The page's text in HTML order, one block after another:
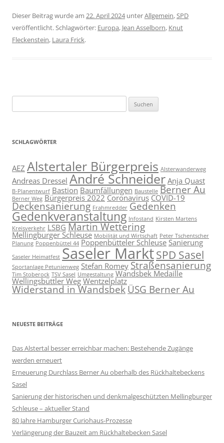
Dieser Beitrag wurde am 22. April 2024unterAllgemein,SPD
veröffentlicht. Schlagwörter: Europa, Jean Asselborn, Knut
Fleckenstein, Laura Frick.
nach:
SCHLAGWÖRTER
AEZ Alstertaler Bürgerpreis Alsterwanderweg
Andreas Dressel André SchneiderAnja Quast
B-Planentwurf Bastion Baumfällungen Baustelle Berner Au
Berner Weg Bürgerpreis 2022CoronavirusCOVID-19
Deckensanierung Frahmredder Gedenken
Gedenkveranstaltung Infostand Kirsten Martens
Kreisverkehr LSBG Martin Wettering
Mellingburger Schleuse Mobilität und Wirtschaft Peter Tschentscher
Planung Poppenbüttel 44 Poppenbütteler SchleuseSanierung
Saseler Heimatfest Saseler MarktSPD Sasel
Sportanlage Petunienweg Stefan Romey Straßensanierung
Tim Stoberock TSV Sasel Umgestaltung Wandsbek Medaille
Wellingsbüttler WegWentzelplatz
Widerstand in Wandsbek ÜSG Berner Au
NEUESTE BEITRÄGE
Das Alstertal besser erreichbar machen: Bestehende Zugänge
werden erneuert
Erneuerung Durchlass Berner Au oberhalb des Rückhalte­beckens
Sasel
Sanierung der historischen und denkmalgeschützten Mellingburger
Schleuse – aktueller Stand
80 Jahre Hamburger Curiohaus-Prozesse
Verlängerung der Bauzeit am Rückhaltebecken Sasel